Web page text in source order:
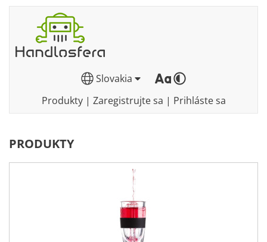
Slovakia
Produkty| Zaregistrujte sa | Prihláste sa
PRODUKTY